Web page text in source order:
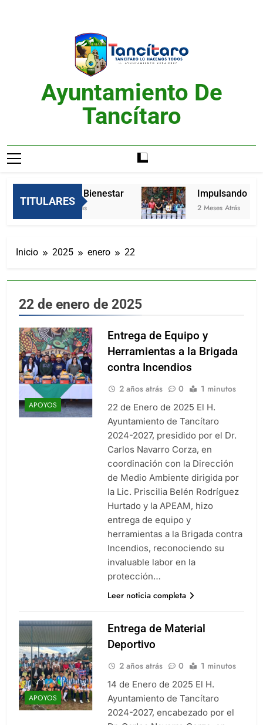
Ayuntamiento De
Tancítaro
TITULARES
Feria del Bienestar
2 Meses Atrás
Impulsando
2 Meses Atrás
Inicio 2025 enero 22
22 de enero de 2025
APOYOS
Entrega de Equipo y
Herramientas a la Brigada
contra Incendios
2 años atrás 0 1 minutos
22 de Enero de 2025 El H.
Ayuntamiento de Tancítaro
2024-2027, presidido por el Dr.
Carlos Navarro Corza, en
coordinación con la Dirección
de Medio Ambiente dirigida por
la Lic. Priscilia Belén Rodríguez
Hurtado y la APEAM, hizo
entrega de equipo y
herramientas a la Brigada contra
Incendios, reconociendo su
invaluable labor en la
protección…
Leer noticia completa
APOYOS
Entrega de Material
Deportivo
2 años atrás 0 1 minutos
14 de Enero de 2025 El H.
Ayuntamiento de Tancítaro
2024-2027, encabezado por el